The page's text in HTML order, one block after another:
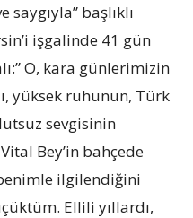
saygıyla” başlıklı
işgalinde 41 gün
O, kara günlerimizin
yüksek ruhunun, Türk
sevgisinin
Bey’in bahçede
ilgilendiğini
Ellili yıllardı,